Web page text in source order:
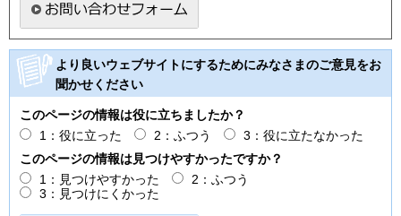
より良いウェブサイトにするためにみなさまのご意見をお
聞かせください
このページの情報は役に立ちましたか？
1：役に立った
2：ふつう
3：役に立たなかった
このページの情報は見つけやすかったですか？
1：見つけやすかった
2：ふつう
3：見つけにくかった